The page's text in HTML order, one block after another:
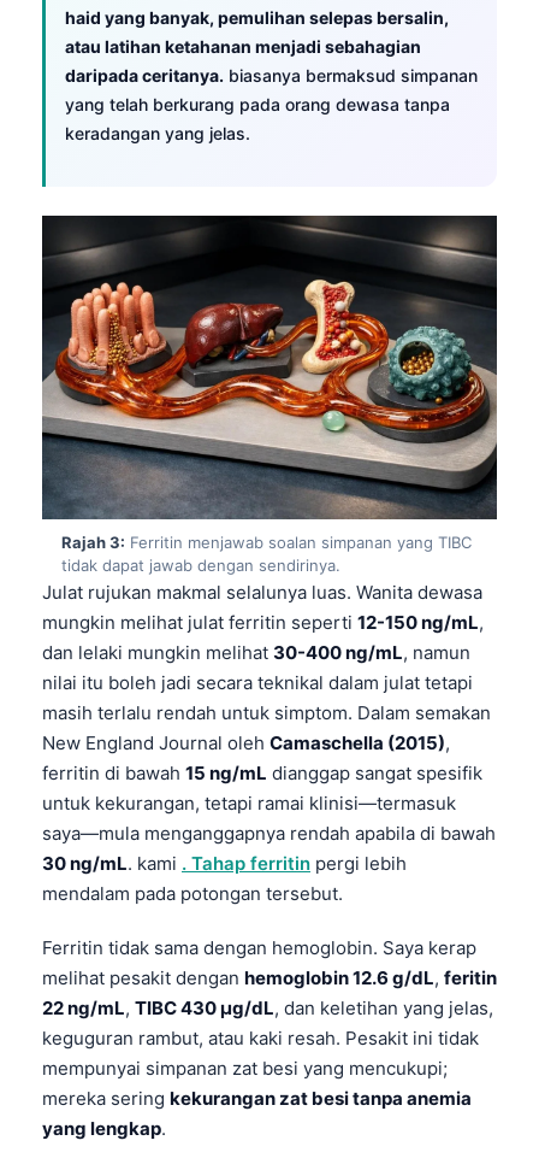
haid yang banyak, pemulihan selepas bersalin,
atau latihan ketahanan menjadi sebahagian
daripada ceritanya. biasanya bermaksud simpanan
yang telah berkurang pada orang dewasa tanpa
keradangan yang jelas.
Rajah 3: Ferritin menjawab soalan simpanan yang TIBC
tidak dapat jawab dengan sendirinya.
Julat rujukan makmal selalunya luas. Wanita dewasa
mungkin melihat julat ferritin seperti 12-150 ng/mL,
dan lelaki mungkin melihat 30-400 ng/mL, namun
nilai itu boleh jadi secara teknikal dalam julat tetapi
masih terlalu rendah untuk simptom. Dalam semakan
New England Journal oleh Camaschella (2015),
ferritin di bawah 15 ng/mL dianggap sangat spesifik
untuk kekurangan, tetapi ramai klinisi—termasuk
saya—mula menganggapnya rendah apabila di bawah
30 ng/mL. kami . Tahap ferritin pergi lebih
mendalam pada potongan tersebut.
Ferritin tidak sama dengan hemoglobin. Saya kerap
melihat pesakit dengan hemoglobin 12.6 g/dL, feritin
22 ng/mL, TIBC 430 µg/dL, dan keletihan yang jelas,
keguguran rambut, atau kaki resah. Pesakit ini tidak
mempunyai simpanan zat besi yang mencukupi;
mereka sering kekurangan zat besi tanpa anemia
yang lengkap.